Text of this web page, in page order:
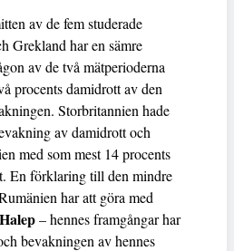
av de fem studerade
Grekland har en sämre
av de två mätperioderna
procents damidrott av den
Storbritannien hade
av damidrott och
med som mest 14 procents
En förklaring till den mindre
har att göra med
– hennes framgångar har
bevakningen av hennes